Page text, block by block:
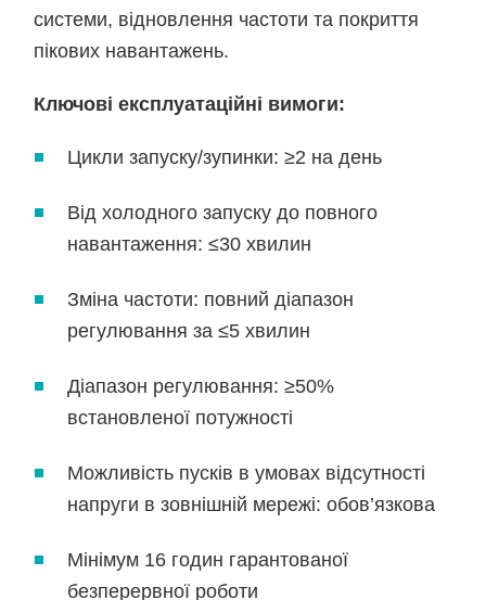
системи, відновлення частоти та покриття
пікових навантажень.
Ключові експлуатаційні вимоги:
Цикли запуску/зупинки: ≥2 на день
Від холодного запуску до повного
навантаження: ≤30 хвилин
Зміна частоти: повний діапазон
регулювання за ≤5 хвилин
Діапазон регулювання: ≥50%
встановленої потужності
Можливість пусків в умовах відсутності
напруги в зовнішній мережі: обов’язкова
Мінімум 16 годин гарантованої
безперервної роботи